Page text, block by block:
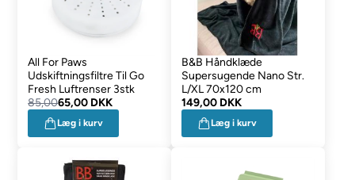
All For Paws
Udskiftningsfiltre Til Go
Fresh Luftrenser 3stk
85,0065,00 DKK
Læg i kurv
B&B Håndklæde
Supersugende Nano Str.
L/XL 70x120 cm
149,00 DKK
Læg i kurv